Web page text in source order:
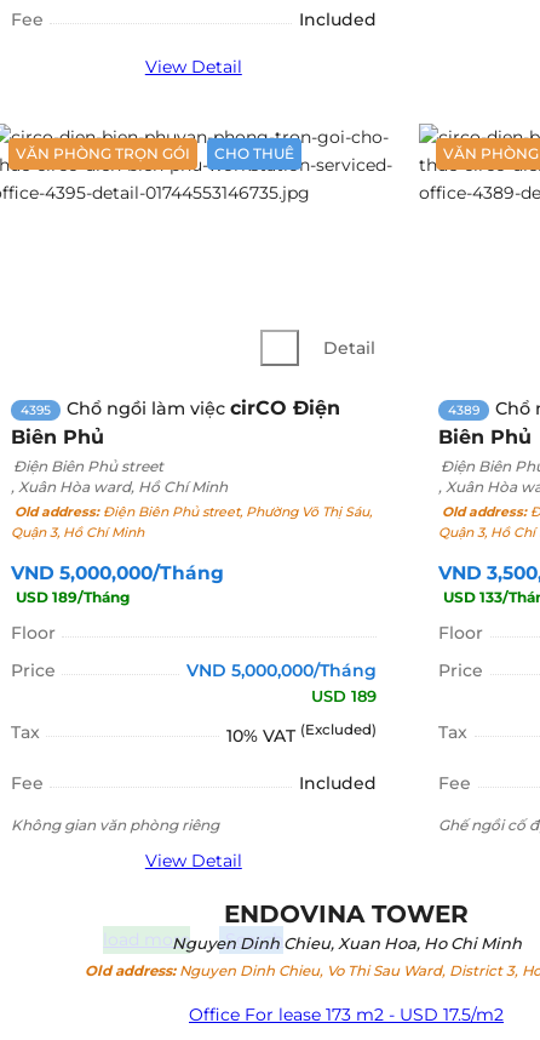
ENDOVINA TOWER
Nguyen Dinh Chieu, Xuan Hoa, Ho Chi Minh
Old address:Nguyen Dinh Chieu, Vo Thi Sau Ward, District 3,
Office For lease 173 m2 - USD 17.5/m2
Fee Included
View Detail
VĂN PHÒNG TRỌN GÓI CHO THUÊ
Detail
4395 Chổ ngồi làm việc cirCO Điện
Biên Phủ
Điện Biên Phủ street
, Xuân Hòa ward, Hồ Chí Minh
Old address:Điện Biên Phủ street, Phường Võ Thị Sáu,
Quận 3, Hồ Chí Minh
VND 5,000,000/Tháng
USD 189/Tháng
Floor
Price
VND 5,000,000/Tháng
USD 189
Tax 10% VAT (Excluded)
Fee Included
Không gian văn phòng riêng
View Detail
VĂN
4389 Chổ
Biên Phủ
Điện Biên
, Xuân Hòa
Old address:
Quận 3, Hồ Chí
VND
USD 133/
Floor
Price
Tax
Fee
Ghế ngồi cố
load more Search